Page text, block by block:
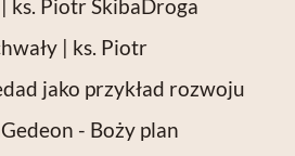
ks. Piotr SkibaDroga
| ks. Piotr
jako przykład rozwoju
- Boży plan